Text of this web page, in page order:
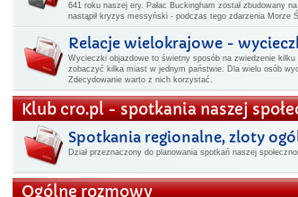
641 roku naszej ery. Pałac Buckingham został zbudowany
nastąpił kryzys messyński - podczas tego zdarzenia Morze
Relacje wielokrajowe -
Wycieczki objazdowe to świetny sposób na zwiedzenie
zobaczyć kilka miast w jednym państwie. Dla wielu osób
Zdecydowanie warto z nich korzystać.
Klub cro.pl - spotkania naszej
Spotkania regionalne, zloty
Dział przeznaczony do planowania spotkań naszej
Ogólne rozmowy